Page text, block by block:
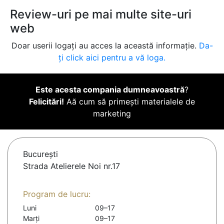
Review-uri pe mai multe site-uri
web
Doar userii logați au acces la această informație. Da-
ți click aici pentru a vă loga.
Este acesta compania dumneavoastră?
Felicitări! Aă cum să primești materialele de
marketing
Bucureşti
Strada Atelierele Noi nr.17
Program de lucru:
Luni
09–17
Marți
09–17